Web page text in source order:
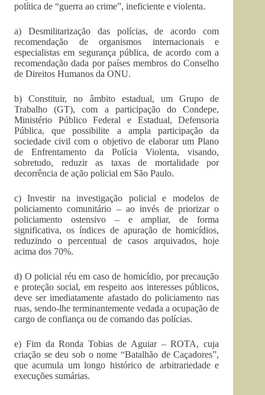
política de “guerra ao crime”, ineficiente e violenta.
a) Desmilitarização das polícias, de acordo com
recomendação de organismos internacionais e
especialistas em segurança pública, de acordo com a
recomendação dada por países membros do Conselho
de Direitos Humanos da ONU.
b) Constituir, no âmbito estadual, um Grupo de
Trabalho (GT), com a participação do Condepe,
Ministério Público Federal e Estadual, Defensoria
Pública, que possibilite a ampla participação da
sociedade civil com o objetivo de elaborar um Plano
de Enfrentamento da Polícia Violenta, visando,
sobretudo, reduzir as taxas de mortalidade por
decorrência de ação policial em São Paulo.
c) Investir na investigação policial e modelos de
policiamento comunitário – ao invés de priorizar o
policiamento ostensivo – e ampliar, de forma
significativa, os índices de apuração de homicídios,
reduzindo o percentual de casos arquivados, hoje
acima dos 70%.
d) O policial réu em caso de homicídio, por precaução
e proteção social, em respeito aos interesses públicos,
deve ser imediatamente afastado do policiamento nas
ruas, sendo-lhe terminantemente vedada a ocupação de
cargo de confiança ou de comando das polícias.
e) Fim da Ronda Tobias de Aguiar – ROTA, cuja
criação se deu sob o nome “Batalhão de Caçadores”,
que acumula um longo histórico de arbitrariedade e
execuções sumárias.